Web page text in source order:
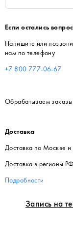
Запись на
Если остались
Напишите или
нам по телефону
+7 800 777-06-67
Обрабатываем
Доставка
Доставка по Москве
Доставка в регионы
Подробности